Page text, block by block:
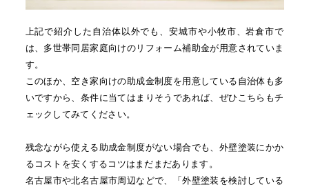
上記で紹介した自治体以外でも、安城市や小牧市、岩倉市で
は、多世帯同居家庭向けのリフォーム補助金が用意されていま
す。
このほか、空き家向けの助成金制度を用意している自治体も多
いですから、条件に当てはまりそうであれば、ぜひこちらもチ
ェックしてみてください。
残念ながら使える助成金制度がない場合でも、外壁塗装にかか
るコストを安くするコツはまだまだあります。
名古屋市や北名古屋市周辺などで、「外壁塗装を検討している